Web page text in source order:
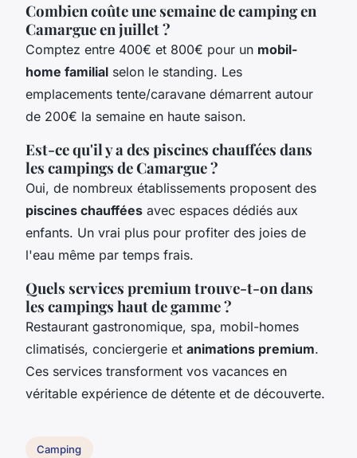
Combien coûte une semaine de camping en
Camargue en juillet ?
Comptez entre 400€ et 800€ pour un mobil-
home familial selon le standing. Les
emplacements tente/caravane démarrent autour
de 200€ la semaine en haute saison.
Est-ce qu'il y a des piscines chauffées dans
les campings de Camargue ?
Oui, de nombreux établissements proposent des
piscines chauffées avec espaces dédiés aux
enfants. Un vrai plus pour profiter des joies de
l'eau même par temps frais.
Quels services premium trouve-t-on dans
les campings haut de gamme ?
Restaurant gastronomique, spa, mobil-homes
climatisés, conciergerie et animations premium.
Ces services transforment vos vacances en
véritable expérience de détente et de découverte.
Camping